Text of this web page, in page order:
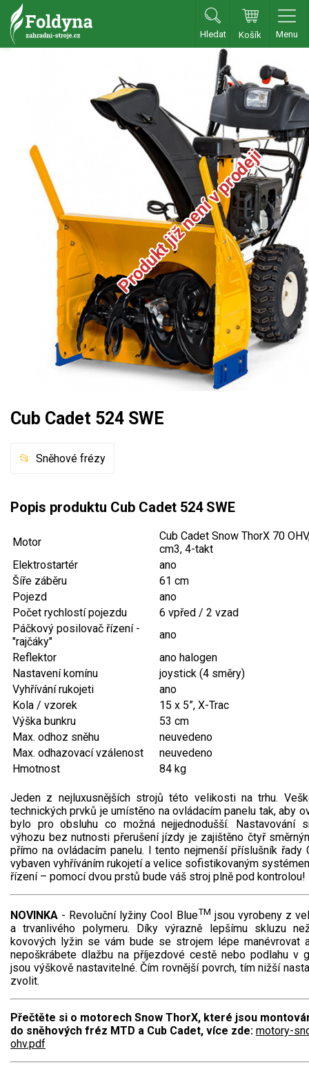
Hledat Košík Menu
Zahradní traktory
Příslušenství
Sekačky
Benzínové sekačky
Akumulátorové sekačky
Robotické sekačky
Bubnové sekačky
Mulčovače
Křovinořezy a vyžínače
Aku křovinořezy a vyžínače
Motorové pily
Aku pily
Vyvětvovací pily
AKU zahradní technika
Aku křovinořezy a vyžínače
Aku pily
Aku sekačky
Aku STIHL
Aku AL-KO
Štípačka na dřevo
VARI
VARI malotraktory
VARI multifunkční nosiče
Sněhové frézy
Vertikutátory
Kultivátory
Nůžky na živý plot
Vysavače a foukače
Elektrocentrály
Produkt již není v prodeji
Cub Cadet 524 SWE
Sněhové frézy
Popis produktu Cub Cadet 524 SWE
Motor
Cub Cadet Snow ThorX 70
cm3, 4-takt
Elektrostartér
ano
Šíře záběru
61 cm
Pojezd
ano
Počet rychlostí pojezdu
6 vpřed / 2 vzad
Páčkový posilovač řízení -
"rajčáky"
ano
Reflektor
ano halogen
Nastavení komínu
joystick (4 směry)
Vyhřívání rukojeti
ano
Kola / vzorek
15 x 5”, X-Trac
Výška bunkru
53 cm
Max. odhoz sněhu
neuvedeno
Max. odhazovací vzálenost
neuvedeno
Hmotnost
84 kg
Jeden z nejluxusnějších strojů této velikosti na trhu.
technických prvků je umístěno na ovládacím panelu tak, aby
bylo pro obsluhu co možná nejjednodušší. Nastavování
výhozu bez nutnosti přerušení jízdy je zajištěno čtyř
přímo na ovládacím panelu. I tento nejmenší příslušník řady
vybaven vyhříváním rukojetí a velice sofistikovaným
řízení – pomocí dvou prstů bude váš stroj plně pod kontrolou!
NOVINKA - Revoluční lyžiny Cool BlueTM jsou vyrobeny z
a trvanlivého polymeru. Díky výrazně lepšímu skluzu
kovových lyžin se vám bude se strojem lépe manévrovat
nepoškrábete dlažbu na příjezdové cestě nebo podlahu v
jsou výškově nastavitelné. Čím rovnější povrch, tím nižší
zvolit.
Přečtěte si o motorech Snow ThorX, které jsou
do sněhových fréz MTD a Cub Cadet, více zde: motory-
ohv.pdf